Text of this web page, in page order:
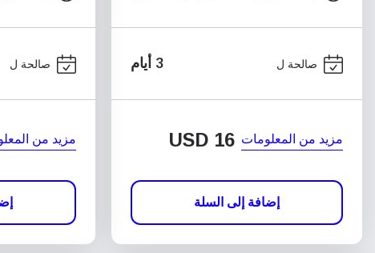
صالحة ل 3 أيام
مزيد من المعلومات USD 16
إضافة إلى السلة
صالحة ل
مزيد من